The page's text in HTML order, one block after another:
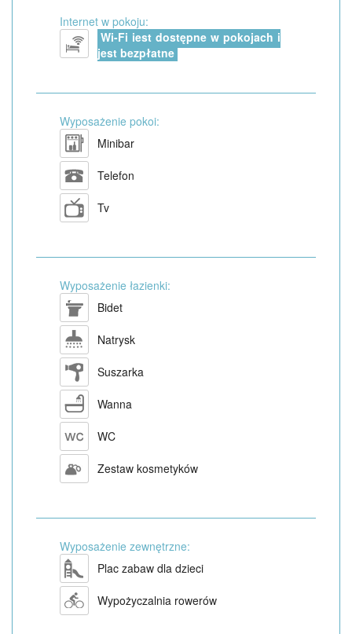
Internet w pokoju:
Wi-Fi jest dostępne w pokojach i
jest bezpłatne
Wyposażenie pokoi:
Minibar
Telefon
Tv
Wyposażenie łazienki:
Bidet
Natrysk
Suszarka
Wanna
WC
Zestaw kosmetyków
Wyposażenie zewnętrzne:
Plac zabaw dla dzieci
Wypożyczalnia rowerów